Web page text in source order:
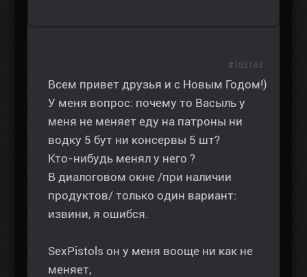
Всем привет друзья и с Новым Годом!)
У меня вопрос: почему то Васыль у
меня не меняет еду на патроны ни
водку 5 бут ни консервы 5 шт?
Кто-нибудь менял у него ?
В диалоговом окне /при наличии
продуктов/ только один вариант:
извини, я ошибся.
SexPistols он у меня вооще ни как не
меняет,
#182143